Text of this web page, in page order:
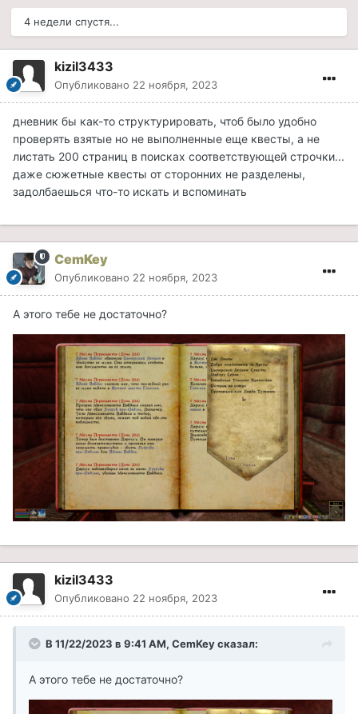
4 недели спустя...
kizil3433
Опубликовано 22 ноября, 2023
дневник бы как-то структурировать, чтоб было удобно
проверять взятые но не выполненные еще квесты, а не
листать 200 страниц в поисках соответствующей строчки...
даже сюжетные квесты от сторонних не разделены,
задолбаешься что-то искать и вспоминать
CemKey
Опубликовано 22 ноября, 2023
А этого тебе не достаточно?
kizil3433
Опубликовано 22 ноября, 2023
В 11/22/2023 в 9:41 AM, CemKeyсказал:
А этого тебе не достаточно?